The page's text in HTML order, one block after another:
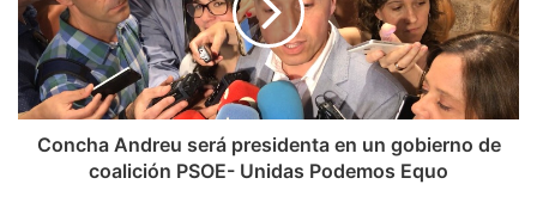
Concha Andreu será presidenta en un gobierno de
coalición PSOE- Unidas Podemos Equo